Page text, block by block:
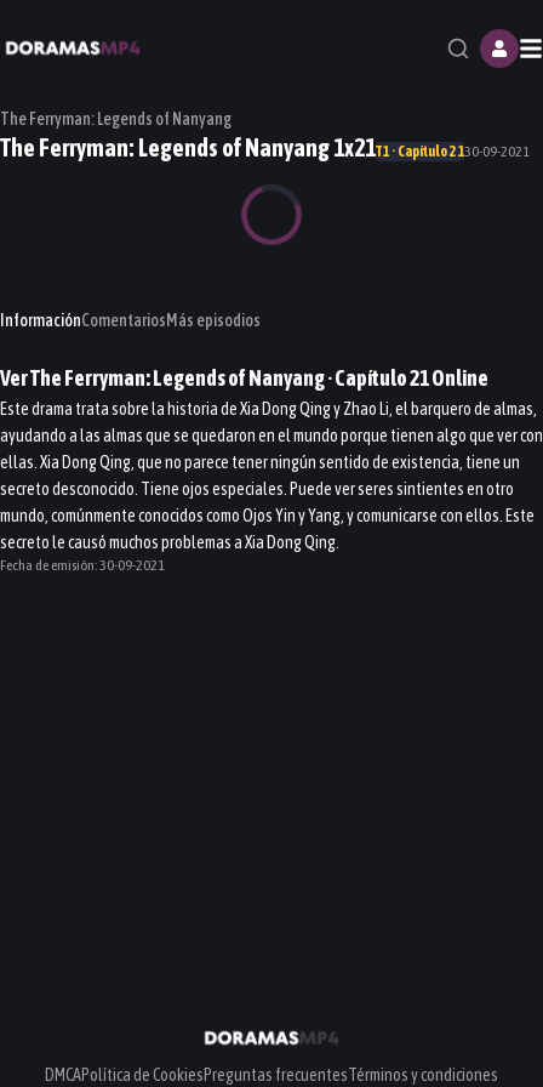
The Ferryman: Legends of Nanyang
The Ferryman: Legends of Nanyang 1x21T1 · Capítulo 2130-09-2021
InformaciónComentariosMás episodios
VerThe Ferryman: Legends of Nanyang· Capítulo21Online
Este drama trata sobre la historia de Xia Dong Qing y Zhao Li, el barquero de almas,
ayudando a las almas que se quedaron en el mundo porque tienen algo que ver con
ellas. Xia Dong Qing, que no parece tener ningún sentido de existencia, tiene un
secreto desconocido. Tiene ojos especiales. Puede ver seres sintientes en otro
mundo, comúnmente conocidos como Ojos Yin y Yang, y comunicarse con ellos. Este
secreto le causó muchos problemas a Xia Dong Qing.
Fecha de emisión:30-09-2021
DMCAPolítica de CookiesPreguntas frecuentesTérminos y condiciones